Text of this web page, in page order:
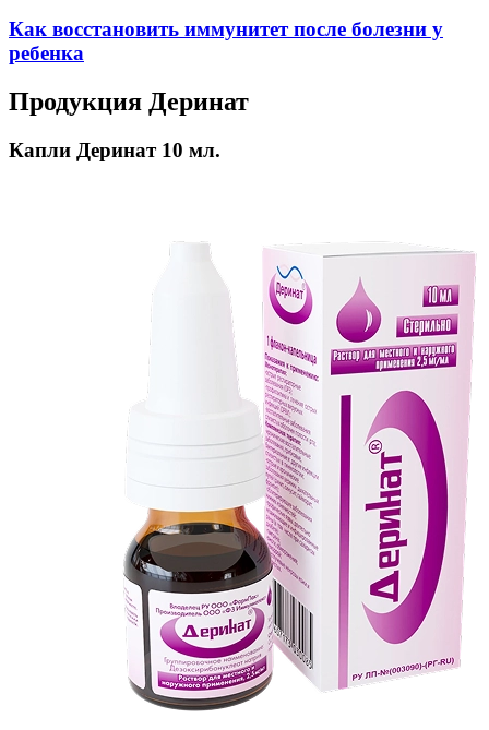
Как восстановить иммунитет после болезни у
ребенка
Продукция Деринат
Капли Деринат 10 мл.